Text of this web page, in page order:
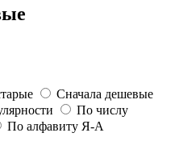
Сначала дешевые
По числу
По алфавиту Я-А